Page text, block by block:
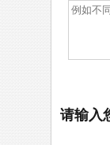
请输入